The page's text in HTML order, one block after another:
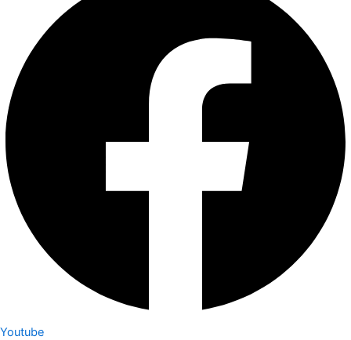
Youtube